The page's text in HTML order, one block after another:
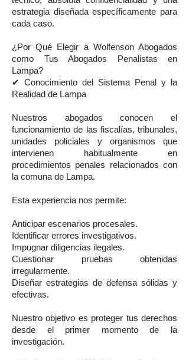
estrategia diseñada específicamente para
cada caso.
¿Por Qué Elegir a Wolfenson Abogados
como Tus Abogados Penalistas en
Lampa?
✔ Conocimiento del Sistema Penal y la
Realidad de Lampa
Nuestros abogados conocen el
funcionamiento de las fiscalías, tribunales,
unidades policiales y organismos que
intervienen habitualmente en
procedimientos penales relacionados con
la comuna de Lampa.
Esta experiencia nos permite:
Anticipar escenarios procesales.
Identificar errores investigativos.
Impugnar diligencias ilegales.
Cuestionar pruebas obtenidas
irregularmente.
Diseñar estrategias de defensa sólidas y
efectivas.
Nuestro objetivo es proteger tus derechos
desde el primer momento de la
investigación.